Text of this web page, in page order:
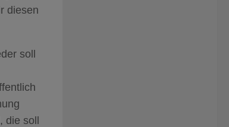
diesen
soll
soll